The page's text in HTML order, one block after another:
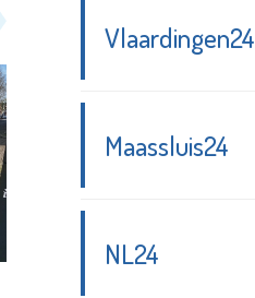
Vlaardingen24
Maassluis24
NL24